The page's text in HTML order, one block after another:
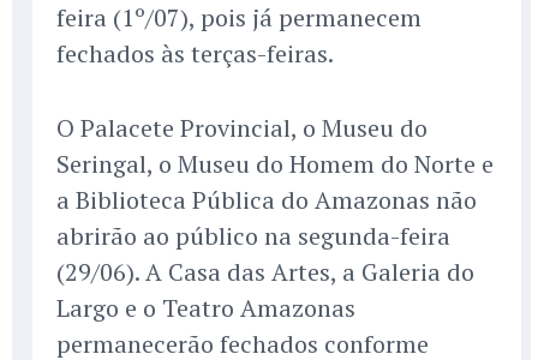
feira (1º/07), pois já permanecem
fechados às terças-feiras.
O Palacete Provincial, o Museu do
Seringal, o Museu do Homem do Norte e
a Biblioteca Pública do Amazonas não
abrirão ao público na segunda-feira
(29/06). A Casa das Artes, a Galeria do
Largo e o Teatro Amazonas
permanecerão fechados conforme